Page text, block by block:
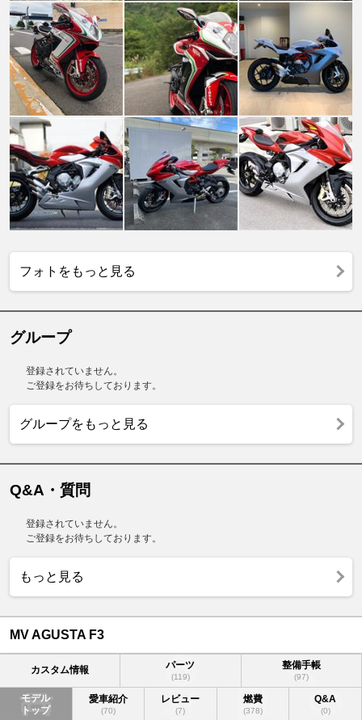
フォトをもっと見る
グループ
登録されていません。
ご登録をお待ちしております。
グループをもっと見る
Q&A・質問
登録されていません。
ご登録をお待ちしております。
もっと見る
MV AGUSTA F3
カスタム情報 パーツ
(119)
整備手帳
(97)
モデル
トップ
愛車紹介
(70)
レビュー
(7)
燃費
(378)
Q&A
(0)